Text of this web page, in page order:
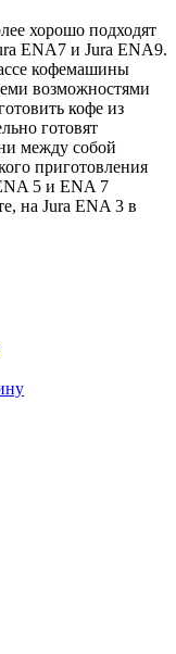
хорошо подходят
ENA7 и Jura ENA9.
кофемашины
возможностями
кофе из
готовят
между собой
приготовления
5 и ENA 7
на Jura ENA 3 в